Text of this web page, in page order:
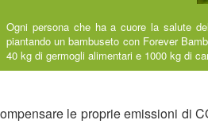
Ogni persona che ha a cuore la salute
piantando un bambuseto con Forever
40 kg di germogli alimentari e 1000 kg di
le proprie emissioni di